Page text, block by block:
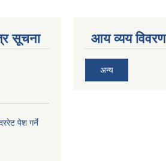
सूचना
पेश गर्ने
आय व्यय विवरण
अन्य